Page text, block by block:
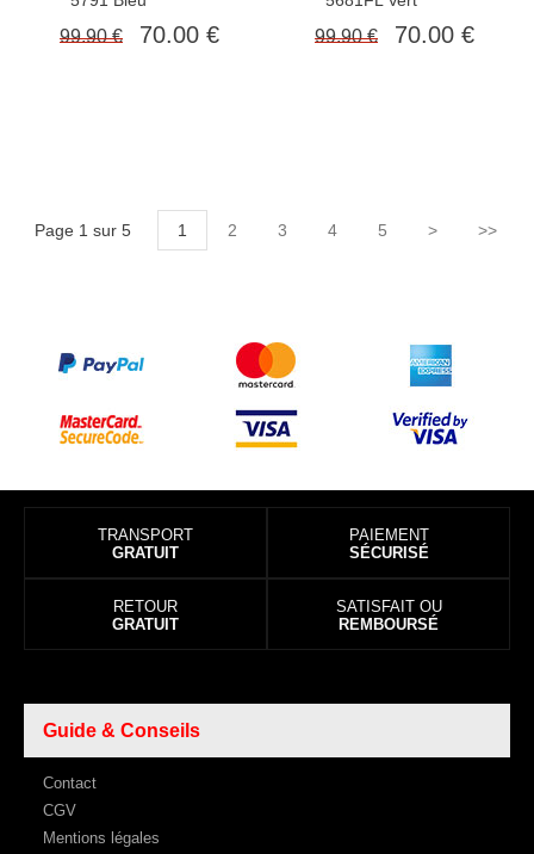
99.90 € 70.00 € 99.90 € 70.00 €
Page 1 sur 5 1 2 3 4 5 > >>
TRANSPORT
GRATUIT
PAIEMENT
SÉCURISÉ
RETOUR
GRATUIT
SATISFAIT OU
REMBOURSÉ
Guide & Conseils
Contact
CGV
Mentions légales